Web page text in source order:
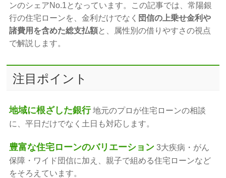
ンのシェアNo.1となっています。この記事では、常陽銀
行の住宅ローンを、金利だけでなく 団信の上乗せ金利や
諸費用を含めた総支払額と、属性別の借りやすさの視点
で解説します。
注目ポイント
地域に根ざした銀行地元のプロが住宅ローンの相談
に、平日だけでなく土日も対応します。
豊富な住宅ローンのバリエーション 3大疾病・がん
保障・ワイド団信に加え、親子で組める住宅ローンなど
をそろえています。